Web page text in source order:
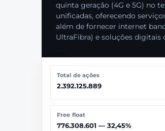
quinta geração (4G e 5G) no
unificadas, oferecendo
além de fornecer internet
UltraFibra) e soluções digitais
Total de ações
2.392.125.889
Free float
776.308.601 — 32,45%